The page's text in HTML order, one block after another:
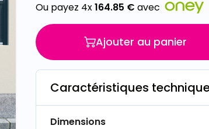
Ou payez 4x164.85 € avec
Ajouter au panier
Caractéristiques
Dimensions